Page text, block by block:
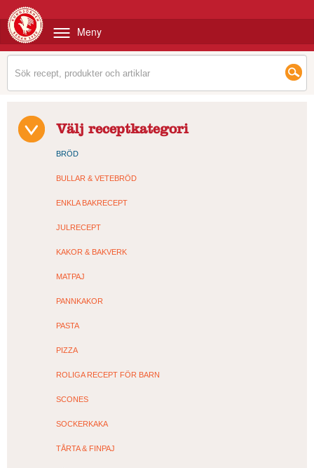
Meny
Välj receptkategori
BRÖD
BULLAR & VETEBRÖD
ENKLA BAKRECEPT
JULRECEPT
KAKOR & BAKVERK
MATPAJ
PANNKAKOR
PASTA
PIZZA
ROLIGA RECEPT FÖR BARN
SCONES
SOCKERKAKA
TÅRTA & FINPAJ